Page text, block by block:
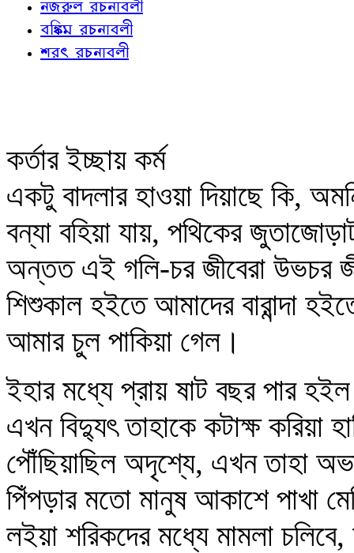
নজরুল রচনাবলী
বঙ্কিম রচনাবলী
শরৎ রচনাবলী
কর্তার ইচ্ছায় কর্ম
একটু বাদলার হাওয়া দিয়াছে কি,
বন্যা বহিয়া যায়, পথিকের
অন্তত এই গলি-চর জীবেরা উভচর
শিশুকাল হইতে আমাদের বারান্দা
আমার চুল পাকিয়া গেল।
ইহার মধ্যে প্রায় ষাট বছর পার
এখন বিদ্যুৎ তাহাকে কটাক্ষ করিয়া
পৌঁছিয়াছিল অদৃশ্যে, এখন তাহা
পিঁপড়ার মতো মানুষ আকাশে পাখা
লইয়া শরিকদের মধ্যে মামলা চলিবে,